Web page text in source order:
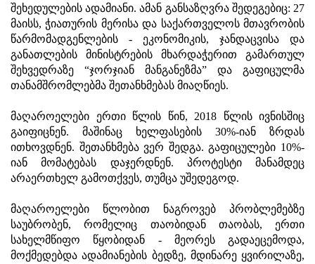
შეხედულების ადამიანი. ამან განსაზღვრა შედეგებიც: 27
მაისს, ჭიათურის მერისა და საქართველოს მთავრობის
წარმომადგენლების - ეკონომიკის, ჯანდაცვისა და
განათლების მინისტრების მხარდაჭერით გამართულ
შეხვედრაზე “ჯორჯიან მანგანეზმა” და გაფიცულმა
თანამშრომლებმა შეთანხმებას მიაღწიეს.
მაღაროელები ერთი წლის წინ, 2018 წლის ივნისშიც
გაიფიცნენ. მაშინაც ხელფასების 30%-იან ზრდას
ითხოვდნენ. შეთანხმება ვერ შედგა. გაფიცულები 10%-
იან მომატებას დაჯერდნენ. პროტესტი მანამდეც
არაერთხელ გამოთქვეს, თუმცა უშედეგოდ.
მაღაროელები წლობით ნაგროვებ პრობლემებზე
საუბრობენ, რომელიც თაობიდან თაობას, ერთი
სახელმწიფო წყობიდან - მეორეს გადაეცემოდა,
მოქმედებდა ადამიანების ბედზე, მდინარე ყვირილაზე,